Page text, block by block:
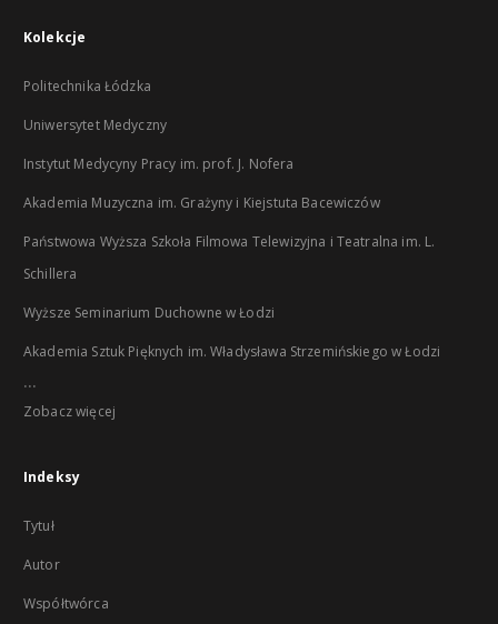
Kolekcje
Politechnika Łódzka
Uniwersytet Medyczny
Instytut Medycyny Pracy im. prof. J. Nofera
Akademia Muzyczna im. Grażyny i Kiejstuta Bacewiczów
Państwowa Wyższa Szkoła Filmowa Telewizyjna i Teatralna im. L.
Schillera
Wyższe Seminarium Duchowne w Łodzi
Akademia Sztuk Pięknych im. Władysława Strzemińskiego w Łodzi
...
Zobacz więcej
Indeksy
Tytuł
Autor
Współtwórca